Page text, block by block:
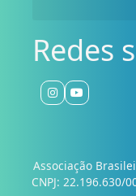
Redes
Associação
CNPJ: 22.196.630/